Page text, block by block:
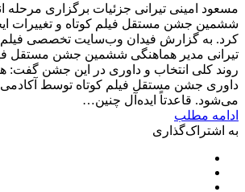
مسعود امینی تیرانی جزئیات برگزاری مرحله
ششمین جشن مستقل فیلم کوتاه و تغییرات
کرد. به گزارش فیدان وب‌سایت تخصصی فیلم
تیرانی مدیر هماهنگی ششمین جشن مستقل
روند کلی انتخاب و داوری در این جشن گفت:
داوری جشن مستقل فیلم کوتاه توسط آکادمی
می‌شود. قاعدتاً ایده‌آل چنین…
ادامه مطلب
به اشتراک‌گذاری